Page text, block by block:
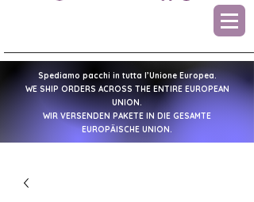
Spediamo pacchi in tutta l’Unione Europea.
WE SHIP ORDERS ACROSS THE ENTIRE EUROPEAN
UNION.
WIR VERSENDEN PAKETE IN DIE GESAMTE
EUROPÄISCHE UNION.